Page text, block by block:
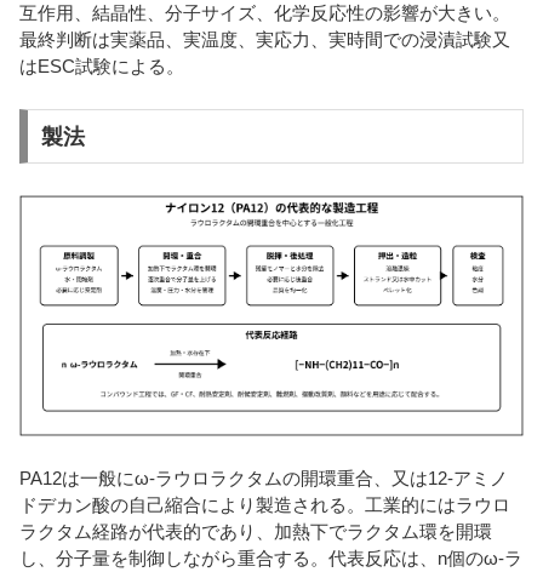
互作用、結晶性、分子サイズ、化学反応性の影響が大きい。
最終判断は実薬品、実温度、実応力、実時間での浸漬試験又
はESC試験による。
製法
PA12は一般にω-ラウロラクタムの開環重合、又は12-アミノ
ドデカン酸の自己縮合により製造される。工業的にはラウロ
ラクタム経路が代表的であり、加熱下でラクタム環を開環
し、分子量を制御しながら重合する。代表反応は、n個のω-ラ